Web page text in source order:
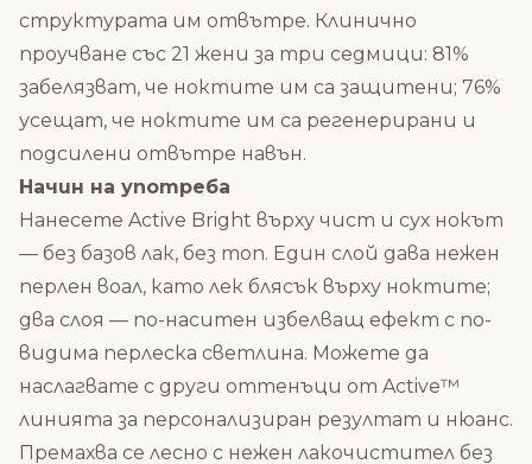
структурата им отвътре. Клинично
проучване със 21 жени за три седмици: 81%
забелязват, че ноктите им са защитени; 76%
усещат, че ноктите им са регенерирани и
подсилени отвътре навън.
Начин на употреба
Нанесете Active Bright върху чист и сух нокът
— без базов лак, без топ. Един слой дава нежен
перлен воал, като лек блясък върху ноктите;
два слоя — по-наситен избелващ ефект с по-
видима перлеска светлина. Можете да
наслагвате с други оттенъци от Active™
линията за персонализиран резултат и нюанс.
Премахва се лесно с нежен лакочистител без